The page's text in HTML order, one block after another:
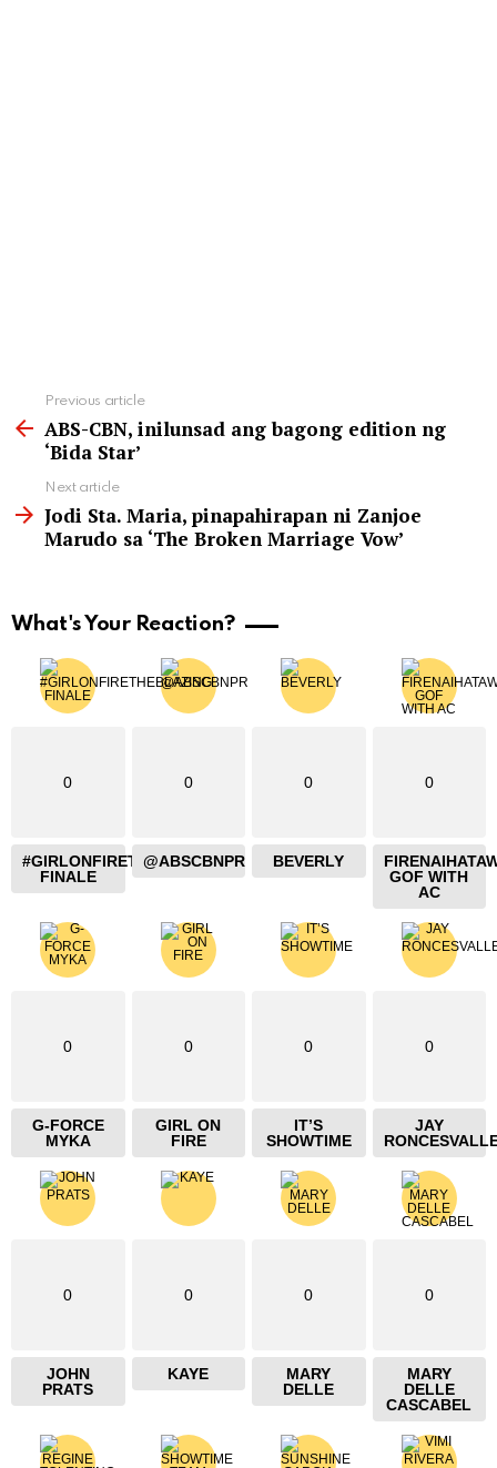
more
Previous article
ABS-CBN, inilunsad ang bagong edition ng
‘Bida Star’
Next article
Jodi Sta. Maria, pinapahirapan ni Zanjoe
Marudo sa ‘The Broken Marriage Vow’
What's Your Reaction?
0
#GIRLONFIRETHEBLAZING
FINALE
0
@ABSCBNPR
0
BEVERLY
0
GOF WITH
AC
0
G-FORCE
MYKA
0
GIRL ON
FIRE
0
IT’S
SHOWTIME
0
JAY
0
JOHN
PRATS
0
KAYE
0
MARY
DELLE
0
MARY
DELLE
CASCABEL